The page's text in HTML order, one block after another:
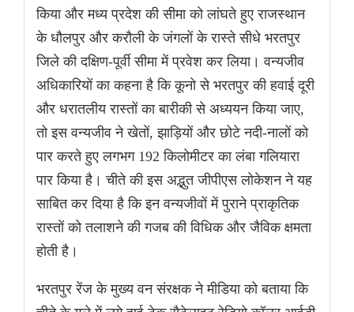
किया और मध्य प्रदेश की सीमा को लांघते हुए राजस्थान
के धौलपुर और करौली के जंगलों के रास्ते सीधे भरतपुर
जिले की दक्षिण-पूर्वी सीमा में प्रवेश कर लिया। वन्यजीव
अधिकारियों का कहना है कि कूनो से भरतपुर की हवाई दूरी
और धरातलीय रास्तों का बारीकी से अध्ययन किया जाए,
तो इस वन्यजीव ने खेतों, झाड़ियों और छोटे नदी-नालों को
पार करते हुए लगभग 192 किलोमीटर का लंबा गलियारा
पार किया है। चीते की इस अद्भुत जीपीएस लोकेशन ने यह
साबित कर दिया है कि इन वन्यजीवों में पुराने प्राकृतिक
रास्तों को तलाशने की गजब की विधिक और जैविक क्षमता
होती है।
भरतपुर रेंज के मुख्य वन संरक्षक ने मीडिया को बताया कि